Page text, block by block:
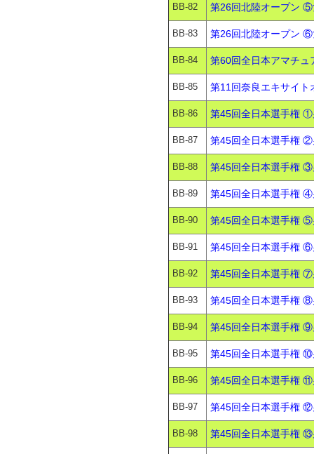
BB-82 第26回北陸オープン
BB-83 第26回北陸オープン
BB-84 第60回全日本アマチ
BB-85 第11回奈良エキサイ
BB-86 第45回全日本選手権
BB-87 第45回全日本選手権
BB-88 第45回全日本選手権
BB-89 第45回全日本選手権
BB-90 第45回全日本選手権
BB-91 第45回全日本選手権
BB-92 第45回全日本選手権
BB-93 第45回全日本選手権
BB-94 第45回全日本選手権
BB-95 第45回全日本選手権
BB-96 第45回全日本選手権
BB-97 第45回全日本選手権
BB-98 第45回全日本選手権